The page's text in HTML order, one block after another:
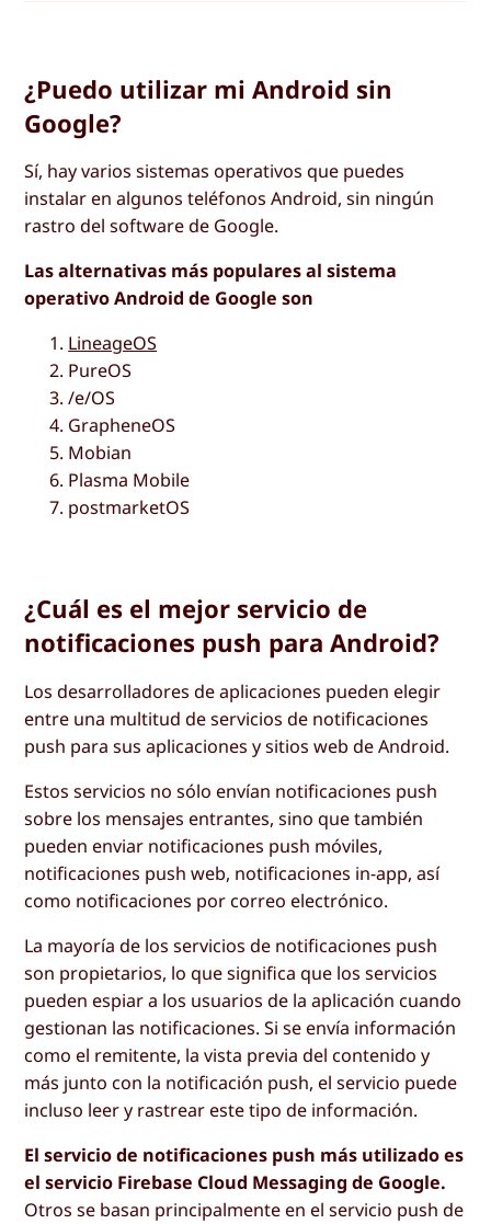
¿Puedo utilizar mi Android sin
Google?
Sí, hay varios sistemas operativos que puedes
instalar en algunos teléfonos Android, sin ningún
rastro del software de Google.
Las alternativas más populares al sistema
operativo Android de Google son
LineageOS
PureOS
/e/OS
GrapheneOS
Mobian
Plasma Mobile
postmarketOS
¿Cuál es el mejor servicio de
notificaciones push para Android?
Los desarrolladores de aplicaciones pueden elegir
entre una multitud de servicios de notificaciones
push para sus aplicaciones y sitios web de Android.
Estos servicios no sólo envían notificaciones push
sobre los mensajes entrantes, sino que también
pueden enviar notificaciones push móviles,
notificaciones push web, notificaciones in-app, así
como notificaciones por correo electrónico.
La mayoría de los servicios de notificaciones push
son propietarios, lo que significa que los servicios
pueden espiar a los usuarios de la aplicación cuando
gestionan las notificaciones. Si se envía información
como el remitente, la vista previa del contenido y
más junto con la notificación push, el servicio puede
incluso leer y rastrear este tipo de información.
El servicio de notificaciones push más utilizado es
el servicio Firebase Cloud Messaging de Google.
Otros se basan principalmente en el servicio push de